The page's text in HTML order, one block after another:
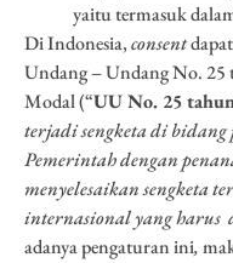
yaitu termasuk
Di Indonesia,consent
Undang – Undang No. 25
Modal (“UU No. 25
terjadi sengketa di
Pemerintah dengan
menyelesaikan sengketa
internasional yang harus
adanya pengaturan ini,